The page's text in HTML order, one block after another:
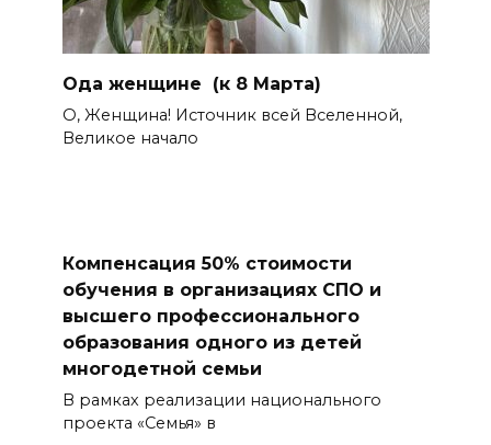
Ода женщине (к 8 Марта)
О, Женщина! Источник всей Вселенной,
Великое начало
Компенсация 50% стоимости
обучения в организациях СПО и
высшего профессионального
образования одного из детей
многодетной семьи
В рамках реализации национального
проекта «Семья» в